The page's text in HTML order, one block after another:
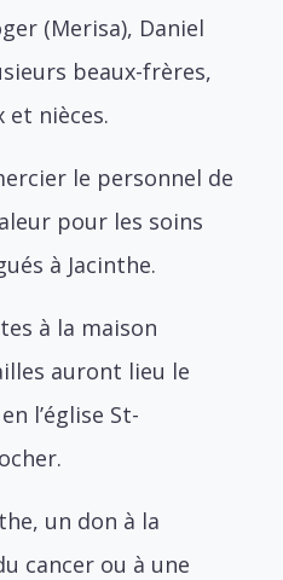
(Merisa), Daniel
beaux-frères,
et nièces.
le personnel de
pour les soins
à Jacinthe.
à la maison
auront lieu le
l’église St-
un don à la
cancer ou à une